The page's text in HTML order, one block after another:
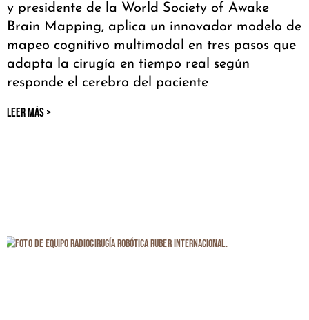
y presidente de la World Society of Awake
Brain Mapping, aplica un innovador modelo de
mapeo cognitivo multimodal en tres pasos que
adapta la cirugía en tiempo real según
responde el cerebro del paciente
LEER MÁS >